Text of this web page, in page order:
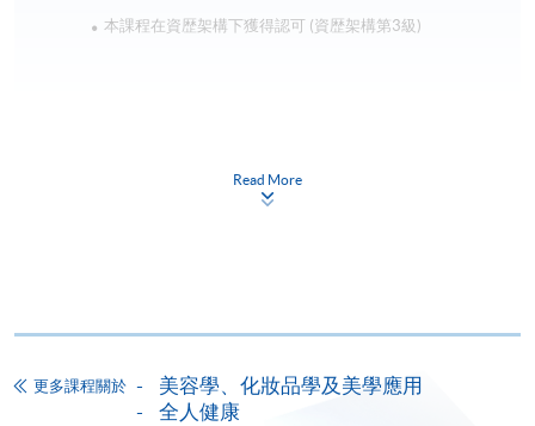
本課程在資歴架構下獲得認可 (資歴架構第3級)
Read More
更多課程關於
美容學、化妝品學及美學應用
全人健康